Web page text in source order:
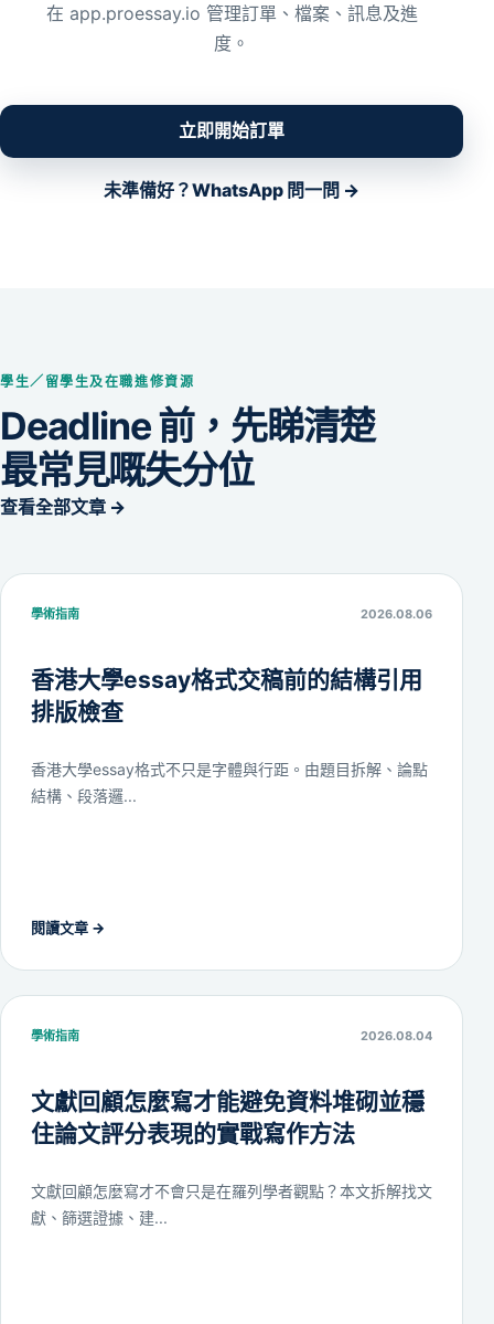
在 app.proessay.io 管理訂單、檔案、訊息及進
度。
立即開始訂單
未準備好？WhatsApp 問一問 →
學生／留學生及在職進修資源
Deadline 前，先睇清楚
最常見嘅失分位
查看全部文章 →
學術指南 2026.08.06
香港大學essay格式交稿前的結構引用
排版檢查
香港大學essay格式不只是字體與行距。由題目拆解、論點
結構、段落邏...
閱讀文章 →
學術指南 2026.08.04
文獻回顧怎麼寫才能避免資料堆砌並穩
住論文評分表現的實戰寫作方法
文獻回顧怎麼寫才不會只是在羅列學者觀點？本文拆解找文
獻、篩選證據、建...